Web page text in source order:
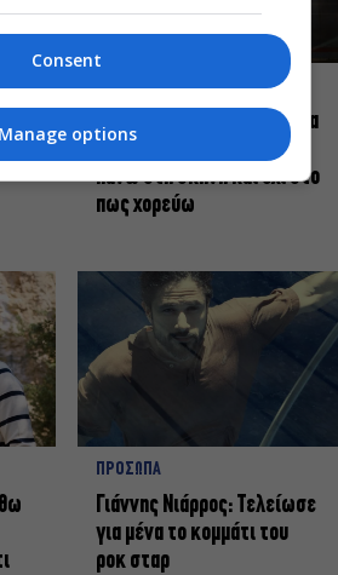
ΠΡΟΣΩΠΑ
Βαγγέλης Μπίκος: Έμαθα να
δίνω αξία στο ποιος είμαι
πάνω στη σκηνή και όχι στο
πως χορεύω
ΠΡΟΣΩΠΑ
Γιάννης Νιάρρος: Τελείωσε
για μένα το κομμάτι του
ροκ σταρ
Consent
Manage options